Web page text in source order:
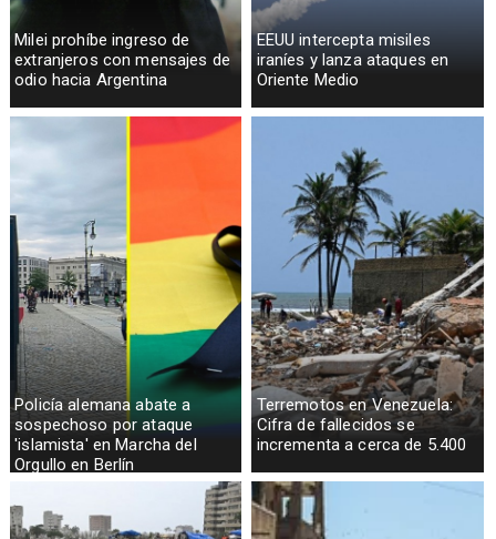
Milei prohíbe ingreso de
extranjeros con mensajes de
odio hacia Argentina
EEUU intercepta misiles
iraníes y lanza ataques en
Oriente Medio
Policía alemana abate a
sospechoso por ataque
'islamista' en Marcha del
Orgullo en Berlín
Terremotos en Venezuela:
Cifra de fallecidos se
incrementa a cerca de 5.400